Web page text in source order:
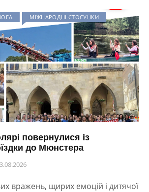
МІЖНАРОДНІ СТОСУНКИ
повернулися із
до Мюнстера
вражень, щирих емоцій і дитячої